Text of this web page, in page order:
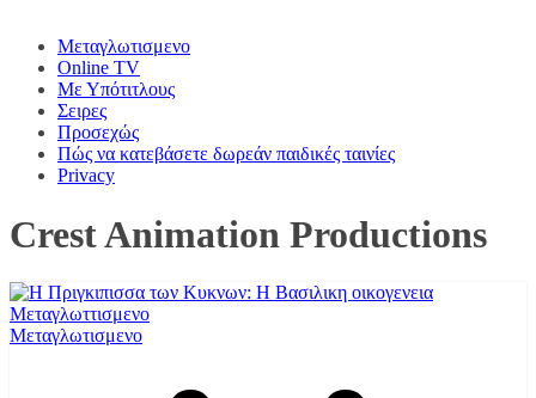
Μεταγλωτισμενο
Online TV
Με Υπότιτλους
Σειρες
Προσεχώς
Πώς να κατεβάσετε δωρεάν παιδικές ταινίες
Privacy
Crest Animation Productions
Μεταγλωτισμενο